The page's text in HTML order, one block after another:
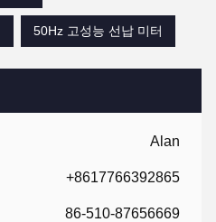
Alan
+8617766392865
86-510-87656669
50Hz 고성능 선납 미터